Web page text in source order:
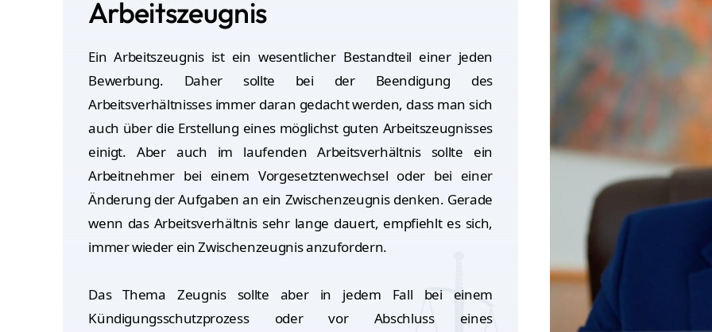
Arbeitszeugnis
Ein Arbeitszeugnis ist ein wesentlicher Bestandteil einer jeden
Bewerbung. Daher sollte bei der Beendigung des
Arbeitsverhältnisses immer daran gedacht werden, dass man sich
auch über die Erstellung eines möglichst guten Arbeitszeugnisses
einigt. Aber auch im laufenden Arbeitsverhältnis sollte ein
Arbeitnehmer bei einem Vorgesetztenwechsel oder bei einer
Änderung der Aufgaben an ein Zwischenzeugnis denken. Gerade
wenn das Arbeitsverhältnis sehr lange dauert, empfiehlt es sich,
immer wieder ein Zwischenzeugnis anzufordern.
Das Thema Zeugnis sollte aber in jedem Fall bei einem
Kündigungsschutzprozess oder vor Abschluss eines